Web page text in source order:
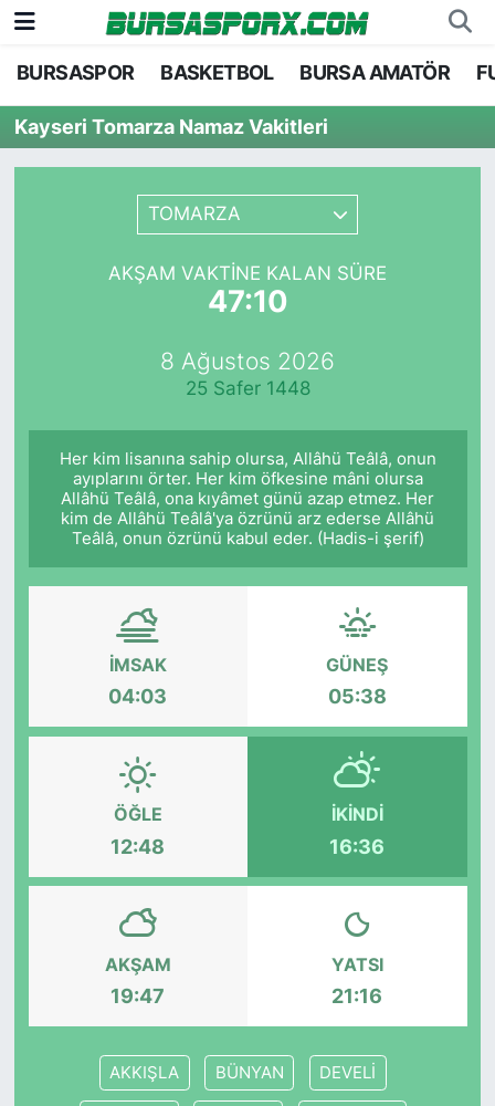
BURSASPOR BASKETBOL BURSA AMATÖR
Kayseri Tomarza Namaz Vakitleri
TOMARZA
AKŞAM VAKTINE KALAN SÜRE
47:10
8 Ağustos 2026
25 Safer 1448
Her kim lisanına sahip olursa, Allâhü Teâlâ, onun
ayıplarını örter. Her kim öfkesine mâni olursa
Allâhü Teâlâ, ona kıyâmet günü azap etmez. Her
kim de Allâhü Teâlâ'ya özrünü arz ederse Allâhü
Teâlâ, onun özrünü kabul eder. (Hadis-i şerif)
İMSAK
04:03
GÜNEŞ
05:38
ÖĞLE
12:48
İKINDI
16:36
AKŞAM
19:47
YATSI
21:16
AKKIŞLA BÜNYAN DEVELİ
Bursaspor
Futbol
Basketbol
Bursa Nöbetçi Eczaneler
Bursa Hava Durumu
Bursa Namaz Vakitleri
TFF 1.Lig Puan Durumu ve Fikstür
Tüm Manşetler
Haber Arşivi